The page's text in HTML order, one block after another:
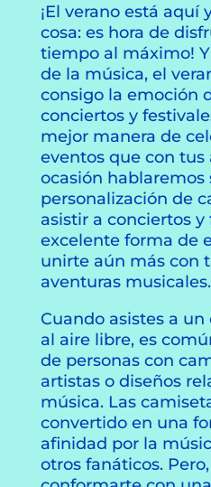
¡El verano está aquí
cosa: es hora de
tiempo al máximo!
de la música, el
consigo la emoción
conciertos y
mejor manera de
eventos que con tus
ocasión hablaremos
personalización de
asistir a conciertos y
excelente forma de
unirte aún más con
aventuras musicales.
Cuando asistes a
al aire libre, es
de personas con
artistas o diseños
música. Las
convertido en una
afinidad por la
otros fanáticos.